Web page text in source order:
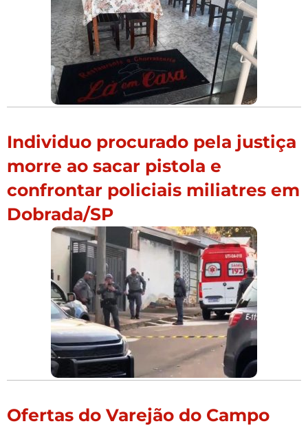
Individuo procurado pela justiça
morre ao sacar pistola e
confrontar policiais miliatres em
Dobrada/SP
Ofertas do Varejão do Campo